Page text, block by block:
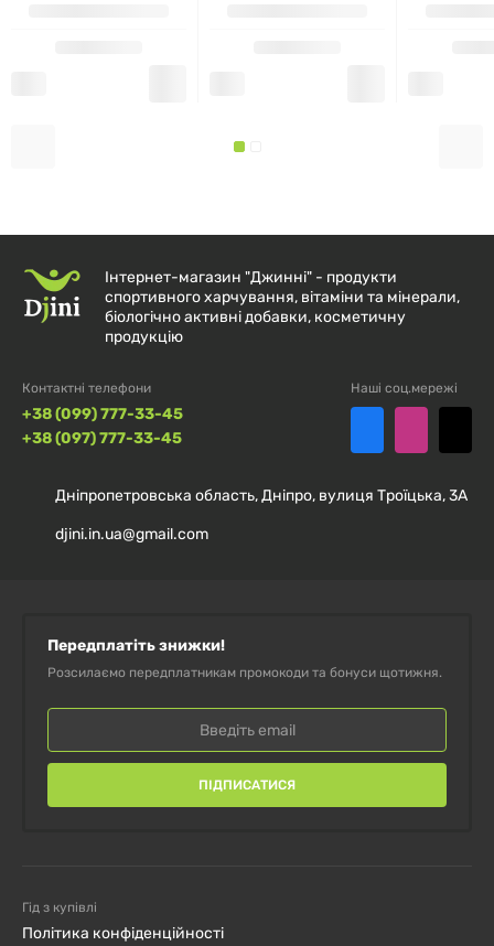
Інтернет-магазин "Джинні" - продукти
спортивного харчування, вітаміни та мінерали,
біологічно активні добавки, косметичну
продукцію
Контактні телефони
+38 (099) 777-33-45
+38 (097) 777-33-45
Наші соц.мережі
Дніпропетровська область, Дніпро, вулиця Троїцька, 3А
djini.in.ua@gmail.com
Передплатіть знижки!
Розсилаємо передплатникам промокоди та бонуси щотижня.
ПІДПИСАТИСЯ
Гід з купівлі
Політика конфіденційності